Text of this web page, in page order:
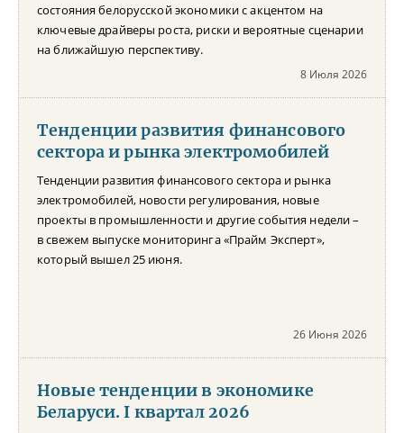
состояния белорусской экономики с акцентом на
ключевые драйверы роста, риски и вероятные сценарии
на ближайшую перспективу.
8 Июля 2026
Тенденции развития финансового
сектора и рынка электромобилей
Тенденции развития финансового сектора и рынка
электромобилей, новости регулирования, новые
проекты в промышленности и другие события недели –
в свежем выпуске мониторинга «Прайм Эксперт»,
который вышел 25 июня.
26 Июня 2026
Новые тенденции в экономике
Беларуси. I квартал 2026